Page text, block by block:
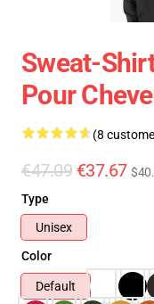
Sweat-
Pour
(8
€47.09 €37.67
Type
Unisex
Color
Default